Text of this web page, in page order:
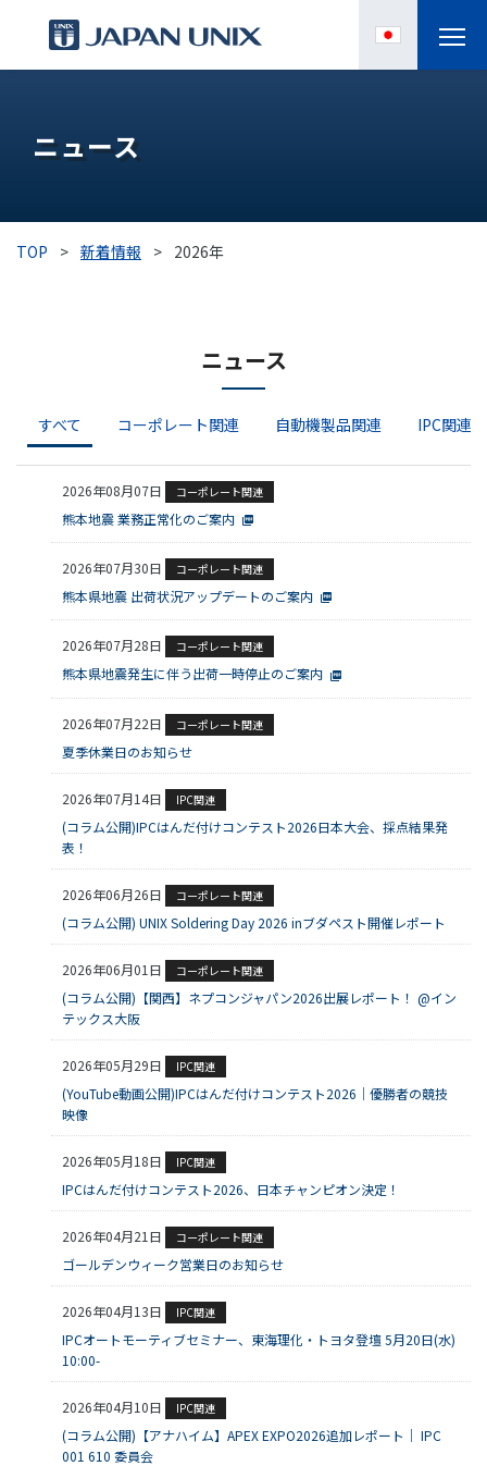
IPC
導入事例
03-3588-0551
お問い合わせ
資料ダウンロード
ニュース
TOP > 新着情報 > 2026年
ニュース
すべて コーポレート関連 自動機製品関連 IPC関連
2026年08月07日 コーポレート関連
熊本地震 業務正常化のご案内
2026年07月30日 コーポレート関連
熊本県地震 出荷状況アップデートのご案内
2026年07月28日 コーポレート関連
熊本県地震発生に伴う出荷一時停止のご案内
2026年07月22日 コーポレート関連
夏季休業日のお知らせ
2026年07月14日 IPC関連
(コラム公開)IPCはんだ付けコンテスト2026日本大会、採点結果発
表！
2026年06月26日 コーポレート関連
(コラム公開) UNIX Soldering Day 2026 inブダペスト開催レポート
2026年06月01日 コーポレート関連
(コラム公開)【関西】ネプコンジャパン2026出展レポート！ @イン
テックス大阪
2026年05月29日 IPC関連
(YouTube動画公開)IPCはんだ付けコンテスト2026｜優勝者の競技
映像
2026年05月18日 IPC関連
IPCはんだ付けコンテスト2026、日本チャンピオン決定！
2026年04月21日 コーポレート関連
ゴールデンウィーク営業日のお知らせ
2026年04月13日 IPC関連
IPCオートモーティブセミナー、東海理化・トヨタ登壇 5月20日(水)
10:00-
2026年04月10日 IPC関連
(コラム公開)【アナハイム】APEX EXPO2026追加レポート｜ IPC
001 610 委員会